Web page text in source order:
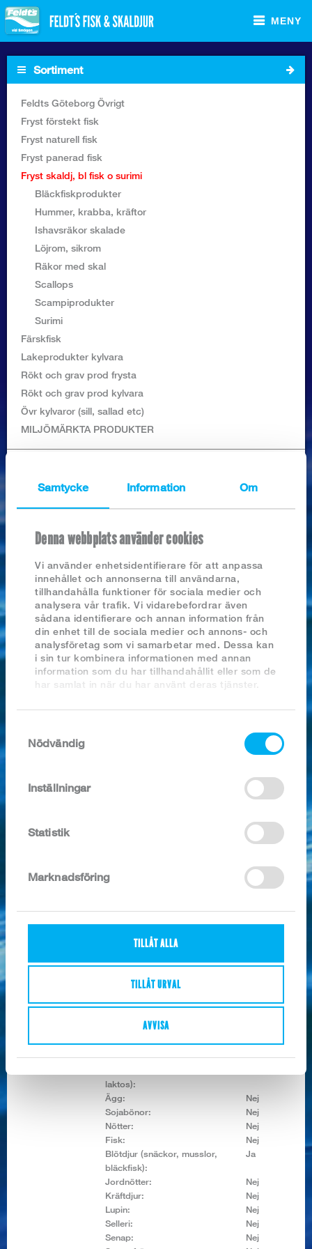
Samtycke Information Om
Denna webbplats använder cookies
Vi använder enhetsidentifierare för att anpassa
innehållet och annonserna till användarna,
tillhandahålla funktioner för sociala medier och
analysera vår trafik. Vi vidarebefordrar även
sådana identifierare och annan information från
din enhet till de sociala medier och annons- och
analysföretag som vi samarbetar med. Dessa kan
i sin tur kombinera informationen med annan
information som du har tillhandahållit eller som de
har samlat in när du har använt deras tjänster.
Nödvändig
Inställningar
Statistik
Marknadsföring
TILLÅT ALLA
TILLÅT URVAL
AVVISA
MENY
Sortiment Foodservice
Sortiment Butik
Recept
Sortiment
Feldts Göteborg Övrigt
Fryst förstekt fisk
Fryst naturell fisk
Fryst panerad fisk
Fryst skaldj, bl fisk o surimi
Bläckfiskprodukter
Hummer, krabba, kräftor
Ishavsräkor skalade
Löjrom, sikrom
Räkor med skal
Scallops
Scampiprodukter
Surimi
Färskfisk
Lakeprodukter kylvara
Rökt och grav prod frysta
Rökt och grav prod kylvara
Övr kylvaror (sill, sallad etc)
MILJÖMÄRKTA PRODUKTER
Nyhetsarkiv
2026
2025
2024
2023
2022
2021
2020
2019
SÖK I ARKIVET
BLÄCKFISKRINGAR OPANERADE
Kategori:
BLÄCKFISK (Illex argentinus) 92,9%, vatten
7%, surhetsreglerande medel (E330, E331)
Energivärde:
Fett:
0,2 g
Varav mättat fett:
Kolhydrat:
Varav sockerarter: 0,0 g
Allerginyckel: Spannmål som innehåller gluten:
Nej
laktos):
Ägg:
Nej
Sojabönor:
Nej
Nötter:
Nej
Fisk:
Nej
Blötdjur (snäckor, musslor,
bläckfisk):
Ja
Jordnötter:
Nej
Kräftdjur:
Nej
Lupin:
Nej
Selleri:
Nej
Senap:
Nej